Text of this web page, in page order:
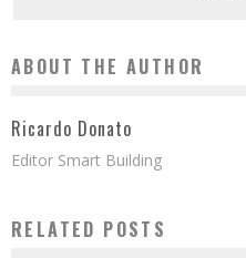
ABOUT THE AUTHOR
Ricardo Donato
Editor Smart Building
RELATED POSTS